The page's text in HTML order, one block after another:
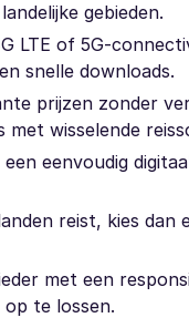
gebieden.
LTE of 5G-
snelle downloads.
prijzen zonder
wisselende
eenvoudig
reist, kies
met een
op te lossen.